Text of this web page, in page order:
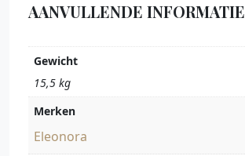
AANVULLENDE INFORMATIE
Gewicht
15,5 kg
Merken
Eleonora